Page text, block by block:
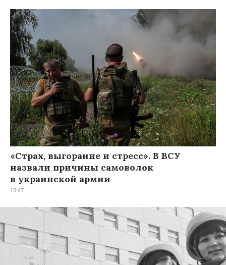
«Страх, выгорание и стресс». В ВСУ
назвали причины самоволок
в украинской армии
15:47